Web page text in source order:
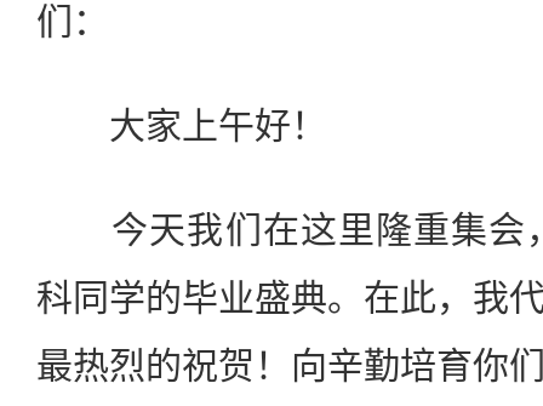
们：
大家上午好！
今天我们在这里隆重集会
科同学的毕业盛典。在此，我
最热烈的祝贺！向辛勤培育你